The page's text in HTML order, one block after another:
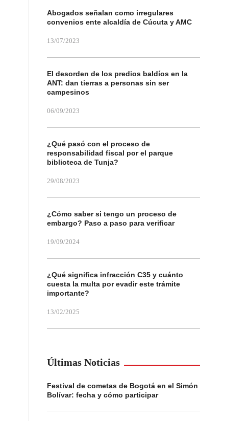
Abogados señalan como irregulares
convenios ente alcaldía de Cúcuta y AMC
13/07/2023
El desorden de los predios baldíos en la
ANT: dan tierras a personas sin ser
campesinos
06/09/2023
¿Qué pasó con el proceso de
responsabilidad fiscal por el parque
biblioteca de Tunja?
29/08/2023
¿Cómo saber si tengo un proceso de
embargo? Paso a paso para verificar
19/09/2024
¿Qué significa infracción C35 y cuánto
cuesta la multa por evadir este trámite
importante?
13/02/2025
Últimas Noticias
Festival de cometas de Bogotá en el Simón
Bolívar: fecha y cómo participar